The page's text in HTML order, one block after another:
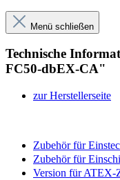
Menü schließen
Technische
FC50-dbEX-CA"
zur Herstellerseite
Zubehör für
Zubehör für
Version für ATEX-